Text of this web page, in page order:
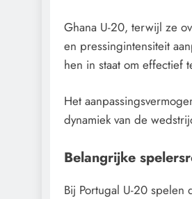
Ghana U-20, terwijl ze
en pressingintensiteit
hen in staat om effectief
Het
dynamiek van de
Belangrijke
Bij Portugal U-20